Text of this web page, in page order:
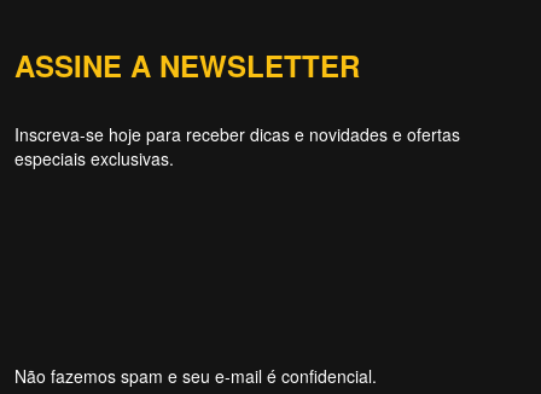
ASSINE A NEWSLETTER
Inscreva-se hoje para receber dicas e novidades e ofertas
especiais exclusivas.
Não fazemos spam e seu e-mail é confidencial.
NOME